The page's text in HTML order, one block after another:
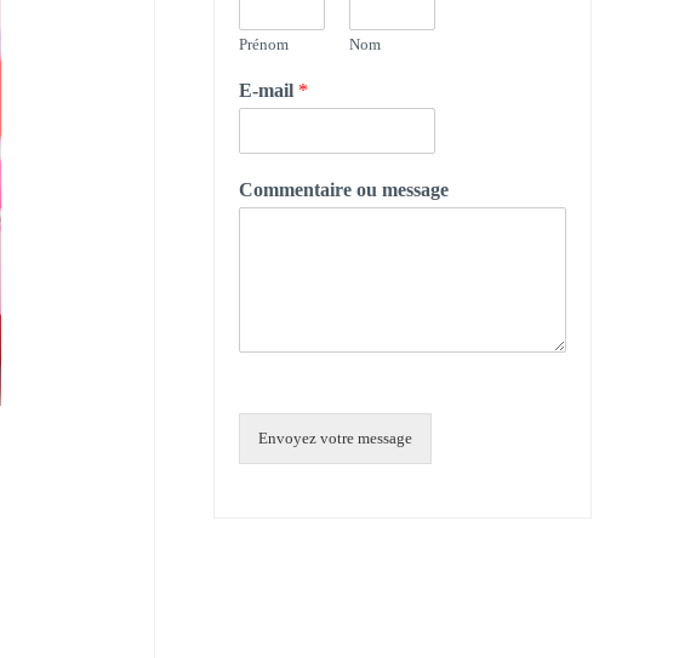
Prénom Nom
E-mail *
Commentaire ou message
Envoyez votre message